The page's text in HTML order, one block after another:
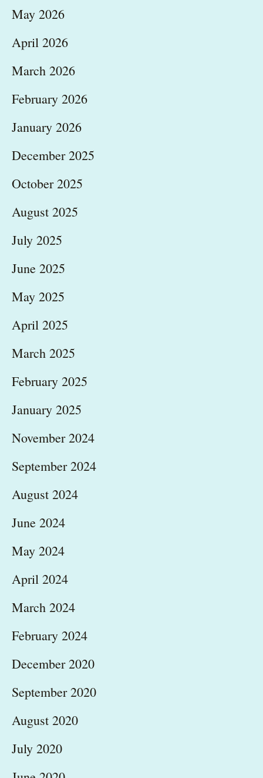
May 2026
April 2026
March 2026
February 2026
January 2026
December 2025
October 2025
August 2025
July 2025
June 2025
May 2025
April 2025
March 2025
February 2025
January 2025
November 2024
September 2024
August 2024
June 2024
May 2024
April 2024
March 2024
February 2024
December 2020
September 2020
August 2020
July 2020